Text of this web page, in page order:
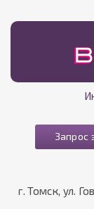
Запрос
г. Томск, ул.